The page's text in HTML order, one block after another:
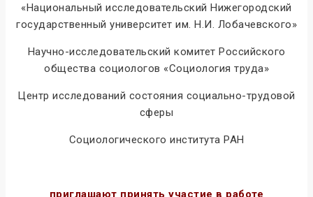
«Национальный исследовательский Нижегородский
государственный университет им. Н.И. Лобачевского»
Научно-исследовательский комитет Российского
общества социологов «Социология труда»
Центр исследований состояния социально-трудовой
сферы
Социологического института РАН
приглашают принять участие в работе